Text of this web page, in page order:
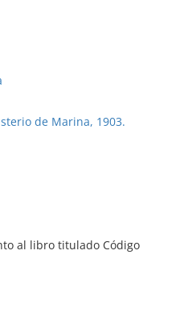
de Marina, 1903.
al libro titulado Código